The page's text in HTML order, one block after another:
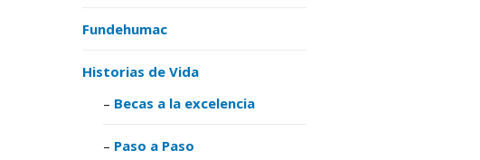
Fundehumac
Historias de Vida
Becas a la excelencia
Paso a Paso